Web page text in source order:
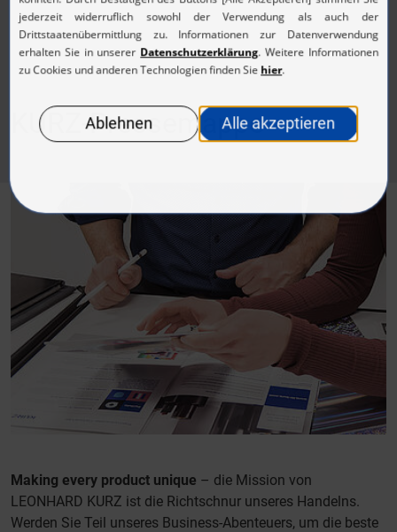
KURZ-Pressemappe
Making every product unique – die Mission von
LEONHARD KURZ ist die Richtschnur unseres Handelns.
Werden Sie Teil unseres Business-Abenteuers, um die beste